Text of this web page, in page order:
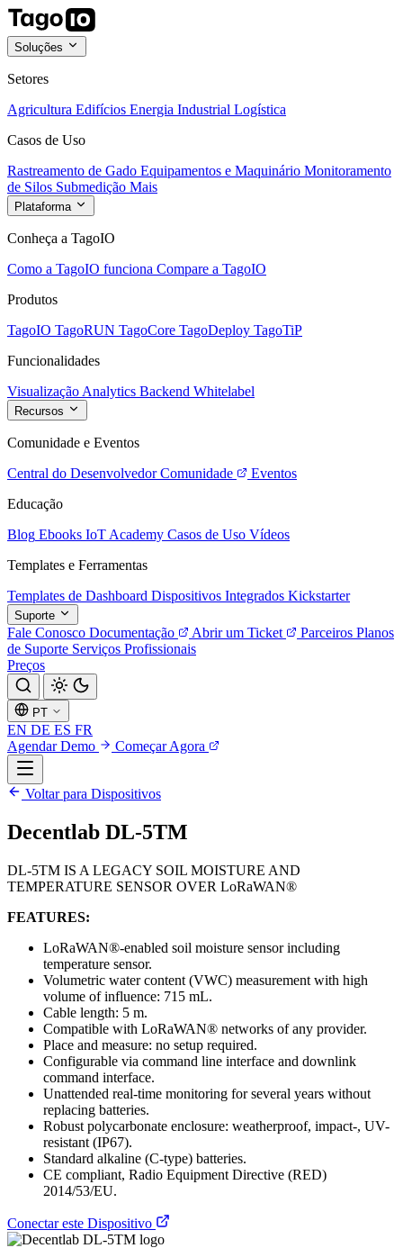
Soluções
Setores
Agricultura Edifícios Energia Industrial Logística
Casos de Uso
Rastreamento de Gado Equipamentos e Maquinário Monitoramento
de Silos Submedição Mais
Plataforma
Conheça a TagoIO
Como a TagoIO funciona Compare a TagoIO
Produtos
TagoIO TagoRUN TagoCore TagoDeploy TagoTiP
Funcionalidades
Visualização Analytics Backend Whitelabel
Recursos
Comunidade e Eventos
Central do Desenvolvedor Comunidade
Eventos
Educação
Blog Ebooks IoT Academy Casos de Uso Vídeos
Templates e Ferramentas
Templates de Dashboard Dispositivos Integrados Kickstarter
Suporte
Fale Conosco Documentação Abrir um Ticket Parceiros Planos
de Suporte Serviços Profissionais
Preços
PT
EN DE ES FR
Agendar Demo
Começar Agora
Voltar para Dispositivos
Decentlab DL-5TM
DL-5TM IS A LEGACY SOIL MOISTURE AND
TEMPERATURE SENSOR OVER LoRaWAN®
FEATURES:
LoRaWAN®-enabled soil moisture sensor including
temperature sensor.
Volumetric water content (VWC) measurement with high
volume of influence: 715 mL.
Cable length: 5 m.
Compatible with LoRaWAN® networks of any provider.
Place and measure: no setup required.
Configurable via command line interface and downlink
command interface.
Unattended real-time monitoring for several years without
replacing batteries.
Robust polycarbonate enclosure: weatherproof, impact-, UV-
resistant (IP67).
Standard alkaline (C-type) batteries.
CE compliant, Radio Equipment Directive (RED)
2014/53/EU.
Conectar este Dispositivo